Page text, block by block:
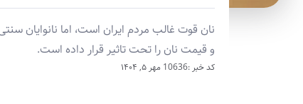
نان قوت غالب مردم ایران است، اما نانوایان
و قیمت نان را تحت تاثیر قرار داده است.
کد خبر :10636 مهر ۵, ۱۴۰۴